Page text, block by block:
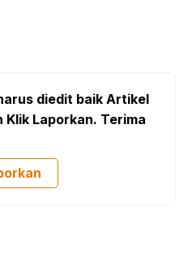
diedit baik Artikel
Laporkan. Terima